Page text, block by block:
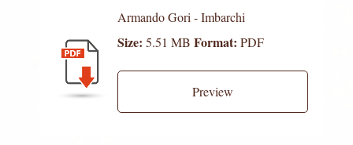
Armando Gori - Imbarchi
Size: 5.51 MB Format: PDF
Preview